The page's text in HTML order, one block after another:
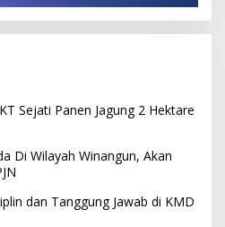
Sejati Panen Jagung 2 Hektare
Di Wilayah Winangun, Akan
dan Tanggung Jawab di KMD